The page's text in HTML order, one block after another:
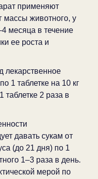
применяют
массы животного, у
месяца в течение
ее роста и
лекарственное
1 таблетке на 10 кг
2 раза в
давать сукам от
(до 21 дня) по 1
1–3 раза в день.
мерой по